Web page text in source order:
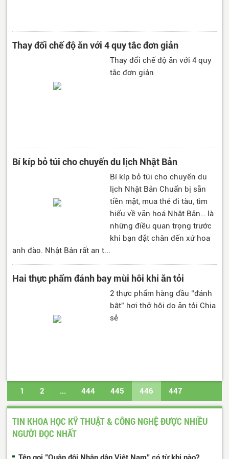
Thay đổi chế độ ăn với 4 quy tắc đơn giản
Thay đổi chế độ ăn với 4 quy
tắc đơn giản
Bí kíp bỏ túi cho chuyến du lịch Nhật Bản
Bí kíp bỏ túi cho chuyến du
lịch Nhật Bản Chuẩn bị sẵn
tiền mặt, mua thẻ đi tàu, tìm
hiểu về văn hoá Nhật Bản… là
những điều quan trọng trước
khi bạn đặt chân đến xứ hoa
anh đào. Nhật Bản rất an t...
Hai thực phẩm đánh bay mùi hôi khi ăn tỏi
2 thực phẩm hàng đầu “đánh
bật” hơi thở hôi do ăn tỏi Chia
sẻ
1 2 ... 444 445 446 447
448 ... 453 454 Trang cuối
TIN KHOA HỌC KỸ THUẬT & CÔNG NGHỆ ĐƯỢC NHIỀU
NGƯỜI ĐỌC NHẤT